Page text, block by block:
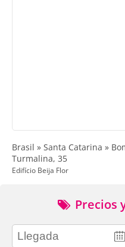
Brasil » Santa Catarina »
Turmalina, 35
Edifício Beija Flor
Precios